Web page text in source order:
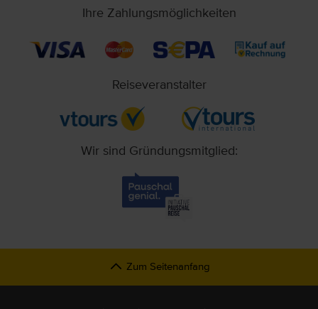
Ihre Zahlungsmöglichkeiten
Reiseveranstalter
Wir sind Gründungsmitglied:
Zum Seitenanfang